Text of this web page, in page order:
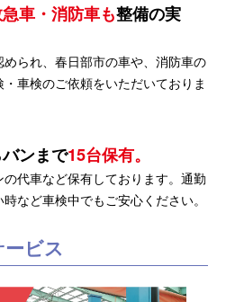
車・消防車も整備の実
られ、春日部市の車や、消防車の
車検のご依頼をいただいておりま
ンまで15台保有。
代車など保有しております。通勤
など車検中でもご安心ください。
ービス